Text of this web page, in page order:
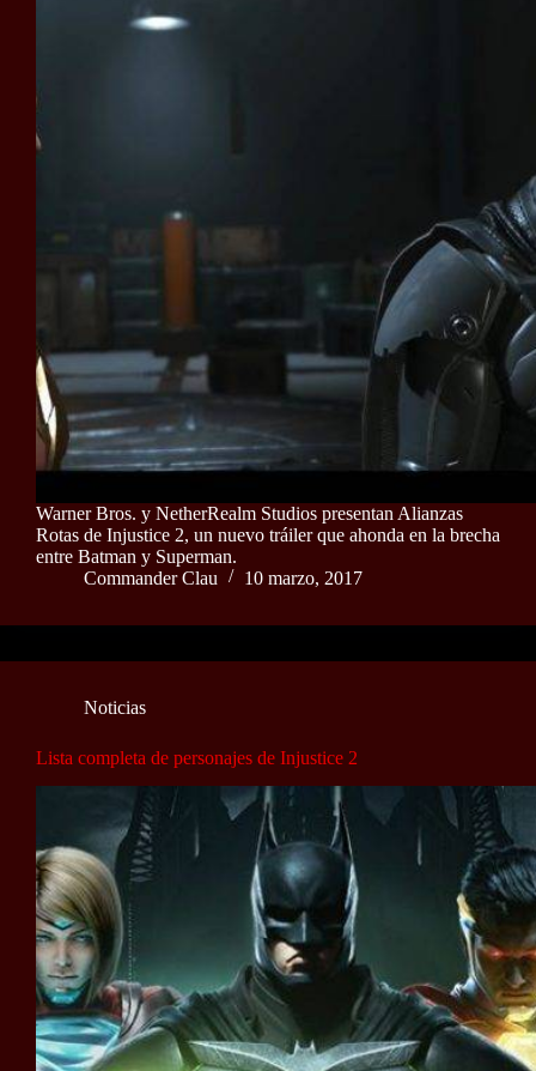
Warner Bros. y NetherRealm Studios presentan Alianzas
Rotas de Injustice 2, un nuevo tráiler que ahonda en la brecha
entre Batman y Superman.
Commander Clau
10 marzo, 2017
Noticias
Lista completa de personajes de Injustice 2